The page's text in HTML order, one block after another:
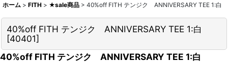
ホーム > FITH > ★sale商品 > 40%off FITH テンジク ANNIVERSARY TEE 1:白
40%off FITH テンジク ANNIVERSARY TEE 1:白
[40401]
40%off FITH テンジク ANNIVERSARY TEE 1:白